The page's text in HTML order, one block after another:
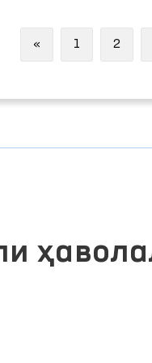
« Previous
1 2